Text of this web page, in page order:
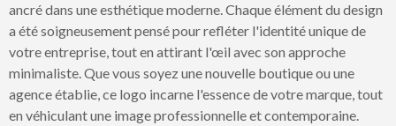
ancré dans une esthétique moderne. Chaque élément du design
a été soigneusement pensé pour refléter l'identité unique de
votre entreprise, tout en attirant l'œil avec son approche
minimaliste. Que vous soyez une nouvelle boutique ou une
agence établie, ce logo incarne l'essence de votre marque, tout
en véhiculant une image professionnelle et contemporaine.